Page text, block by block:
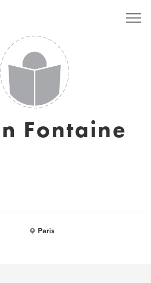
Fontaine
Paris